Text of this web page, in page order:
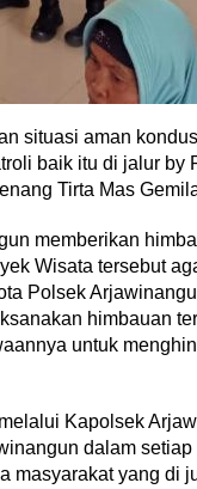
situasi aman
baik itu di jalur by
Tirta Mas
memberikan
Wisata tersebut
Polsek
himbauan
untuk
Kapolsek
dalam
masyarakat yang di